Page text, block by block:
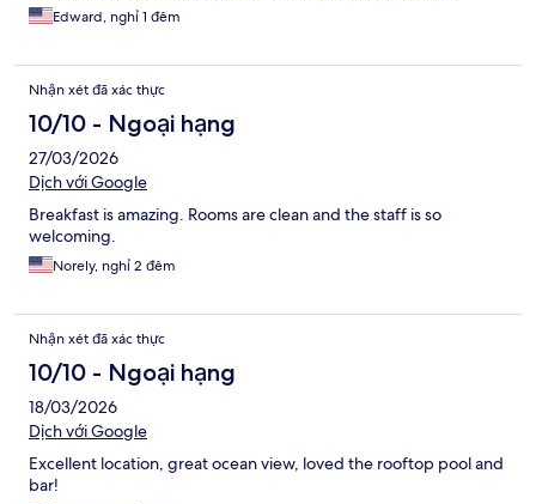
Edward, nghỉ 1 đêm
Nhận xét đã xác thực
10/10 - Ngoại hạng
27/03/2026
Dịch với Google
Breakfast is amazing. Rooms are clean and the staff is so
welcoming.
Norely, nghỉ 2 đêm
Nhận xét đã xác thực
10/10 - Ngoại hạng
18/03/2026
Dịch với Google
Excellent location, great ocean view, loved the rooftop pool and
bar!